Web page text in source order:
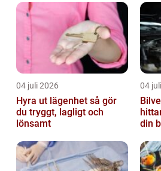
04 juli 2026
Hyra ut lägenhet så gör
du tryggt, lagligt och
lönsamt
04
din